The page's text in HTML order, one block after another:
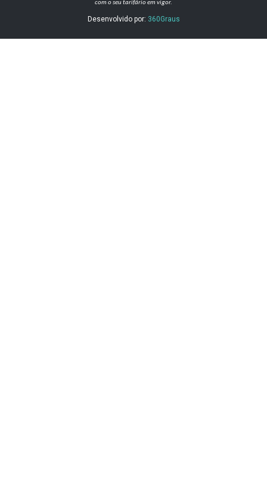
com o seu tarifário em vigor.
Desenvolvido por: 360Graus